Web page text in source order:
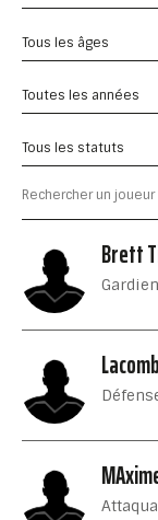
Tous les âges
Toutes les années
Tous les statuts
Brett